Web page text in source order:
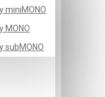
miniMONO
MONO
subMONO